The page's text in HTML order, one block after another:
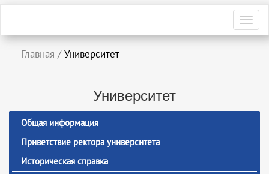
Главная / Университет
Университет
Общая информация
Приветствие ректора университета
Историческая справка